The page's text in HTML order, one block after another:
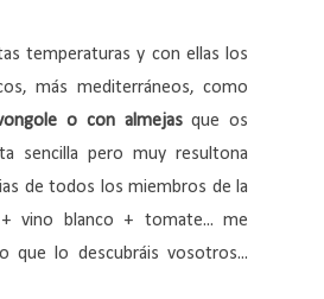
temperaturas y con ellas los
más mediterráneos, como
o con almejasque os
sencilla pero muy resultona
de todos los miembros de la
+ vino blanco + tomate... me
que lo descubráis vosotros...